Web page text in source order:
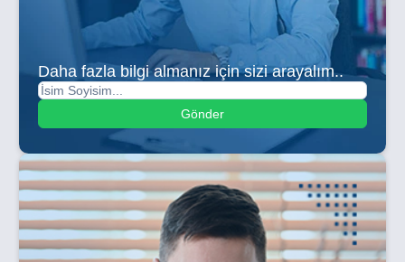
Daha fazla bilgi almanız için sizi arayalım..
Gönder